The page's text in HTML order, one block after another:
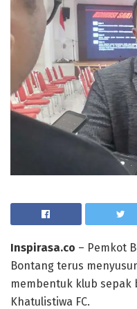
Inspirasa.co – Pemkot
Bontang terus
membentuk klub sepak
Khatulistiwa FC.